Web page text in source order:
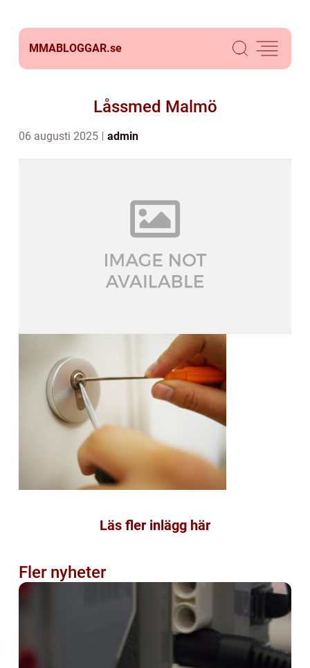
MMABLOGGAR.se
Låssmed Malmö
06 augusti 2025 admin
Läs fler inlägg här
Fler nyheter